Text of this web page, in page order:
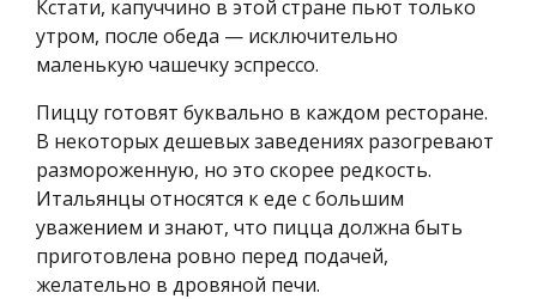
Кстати, капуччино в этой стране пьют только
утром, после обеда — исключительно
маленькую чашечку эспрессо.
Пиццу готовят буквально в каждом ресторане.
В некоторых дешевых заведениях разогревают
размороженную, но это скорее редкость.
Итальянцы относятся к еде с большим
уважением и знают, что пицца должна быть
приготовлена ровно перед подачей,
желательно в дровяной печи.